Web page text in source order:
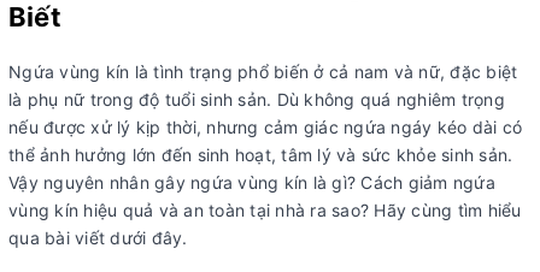
Biết
Ngứa vùng kín là tình trạng phổ biến ở cả nam và nữ, đặc biệt
là phụ nữ trong độ tuổi sinh sản. Dù không quá nghiêm trọng
nếu được xử lý kịp thời, nhưng cảm giác ngứa ngáy kéo dài có
thể ảnh hưởng lớn đến sinh hoạt, tâm lý và sức khỏe sinh sản.
Vậy nguyên nhân gây ngứa vùng kín là gì? Cách giảm ngứa
vùng kín hiệu quả và an toàn tại nhà ra sao? Hãy cùng tìm hiểu
qua bài viết dưới đây.